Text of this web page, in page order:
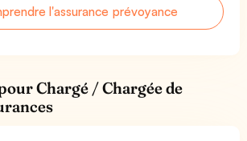
l'assurance prévoyance
Chargé / Chargée de